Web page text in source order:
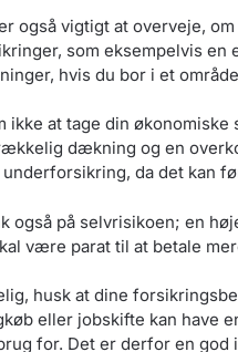
også vigtigt at overveje,
som eksempelvis
hvis du bor i et
ikke at tage din
dækning og en
underforsikring, da det kan
også på selvrisikoen; en
være parat til at betale
husk at dine
eller jobskifte kan have
for. Det er derfor en